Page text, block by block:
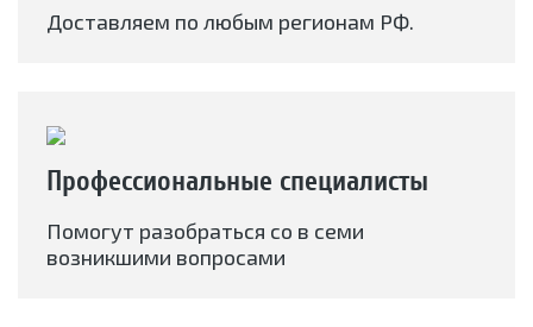
Доставляем по любым регионам РФ.
Профессиональные специалисты
Помогут разобраться со в семи
возникшими вопросами